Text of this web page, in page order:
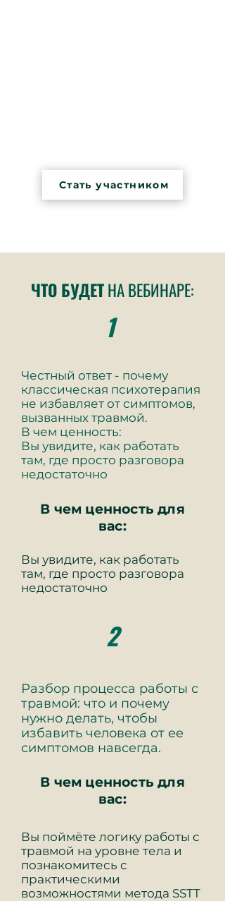
Стать участником
ЧТО БУДЕТНА ВЕБИНАРЕ:
1
Честный ответ - почему
классическая психотерапия
не избавляет от симптомов,
вызванных травмой.
В чем ценность:
Вы увидите, как работать
там, где просто разговора
недостаточно
В чем ценность для
вас:
Вы увидите, как работать
там, где просто разговора
недостаточно
2
Разбор процесса работы с
травмой: что и почему
нужно делать, чтобы
избавить человека от ее
симптомов навсегда.
В чем ценность для
вас:
Вы поймёте логику работы с
травмой на уровне тела и
познакомитесь с
практическими
возможностями метода SSTT